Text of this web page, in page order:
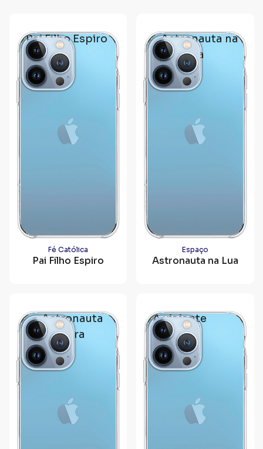
Fé Católica
Pai Filho Espiro
Espaço
Astronauta na Lua